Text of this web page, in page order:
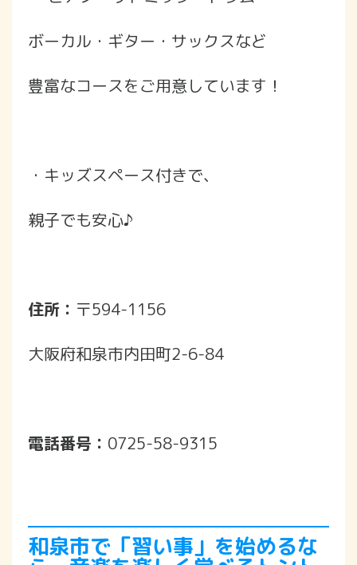
ボーカル・ギター・サックスなど
豊富なコースをご用意しています！
・キッズスペース付きで、
親子でも安心♪
住所： 〒594-1156
大阪府和泉市内田町2-6-84
電話番号： 0725-58-9315
和泉市で「習い事」を始めるな